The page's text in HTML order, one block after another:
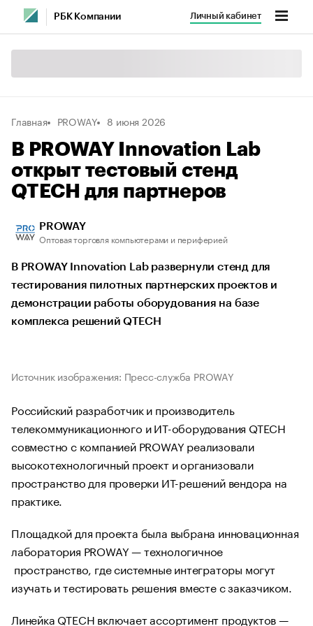
РБК Компании Личный кабинет
Главная PROWAY 8 июня 2026
В PROWAY Innovation Lab
открыт тестовый стенд
QTECH для партнеров
PROWAY
Оптовая торговля компьютерами и периферией
В PROWAY Innovation Lab развернули стенд для
тестирования пилотных партнерских проектов и
демонстрации работы оборудования на базе
комплекса решений QTECH
Источник изображения: Пресс-служба PROWAY
Российский разработчик и производитель
телекоммуникационного и ИТ-оборудования QTECH
совместно с компанией PROWAY реализовали
высокотехнологичный проект и организовали
пространство для проверки ИТ-решений вендора на
практике.
Площадкой для проекта была выбрана инновационная
лаборатория PROWAY — технологичное
пространство, где системные интеграторы могут
изучать и тестировать решения вместе с заказчиком.
Линейка QTECH включает ассортимент продуктов —